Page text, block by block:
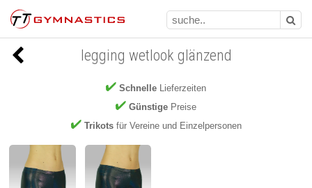
Schnelle Lieferzeiten
Günstige Preise
Trikotsfür Vereine und Einzelpersonen
legging wetlook glänzend